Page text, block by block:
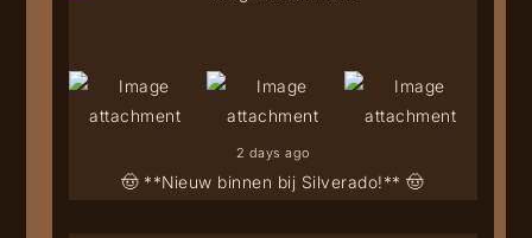
🤠 **Nieuw binnen bij Silverado!** 🤠
2 days ago